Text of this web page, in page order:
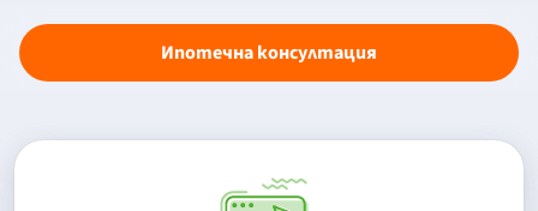
Ипотечна консултация